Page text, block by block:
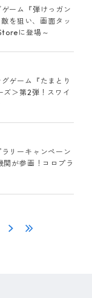
ーム『弾けっガン
を狙い、画面タッ
に登場～
ゲーム『たまとり
ズ＞第2弾！スワイ
リーキャンペーン
関が参画！コロプラ